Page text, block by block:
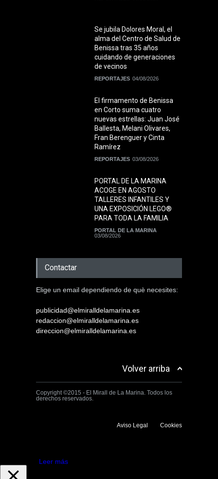
Se jubila Dolores Moral, el
alma del Centro de Salud de
Benissa tras 35 años
cuidando de generaciones
de vecinos
REPORTAJES 04/08/2026
El firmamento de Benissa
en Corto suma cuatro
nuevas estrellas: Juan José
Ballesta, Melani Olivares,
Fran Berenguer y Cinta
Ramírez
REPORTAJES 03/08/2026
PORTAL DE LA MARINA
ACOGE EN AGOSTO
TALLERES INFANTILES Y
UNA EXPOSICIÓN LEGO®
PARA TODA LA FAMILIA
PORTAL DE LA MARINA
03/08/2026
Contactar
Elige un email dependiendo de què necesites:
publicidad@elmiralldelamarina.es
redaccion@elmiralldelamarina.es
direccion@elmiralldelamarina.es
Volver arriba
Copyright ©2015 - El Mirall de La Marina. Todos los
derechos reservados.
Aviso Legal Cookies
Leer más